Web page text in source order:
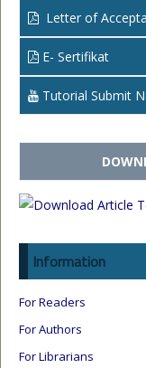
Letter of
E- Sertifikat
Tutorial Submit
Information
For Readers
For Authors
For Librarians